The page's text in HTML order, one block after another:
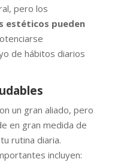
pero los
estéticos pueden
de hábitos diarios
un gran aliado, pero
en gran medida de
rutina diaria.
incluyen: